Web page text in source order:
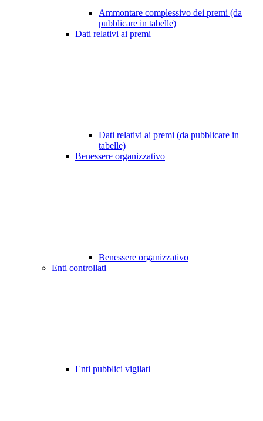
Ammontare complessivo dei premi (da
pubblicare in tabelle)
Dati relativi ai premi
Dati relativi ai premi (da pubblicare in
tabelle)
Benessere organizzativo
Benessere organizzativo
Enti controllati
Enti pubblici vigilati